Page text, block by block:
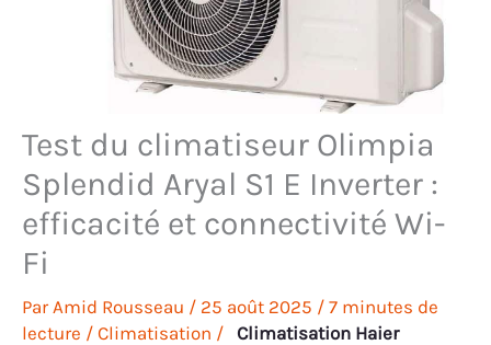
Test du climatiseur Olimpia
Splendid Aryal S1 E Inverter :
efficacité et connectivité Wi-
Fi
Par Amid Rousseau / 25 août 2025 / 7 minutes de
lecture / Climatisation / Climatisation Haier